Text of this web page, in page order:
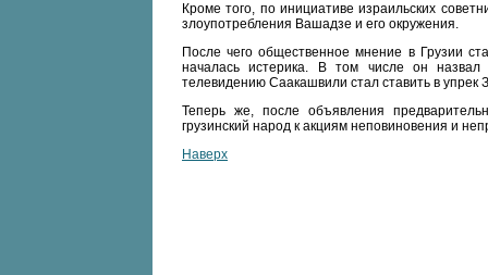
Кроме того, по инициативе израильских
злоупотребления Вашадзе и его окружения.
После чего общественное мнение в Грузии
началась истерика. В том числе он
телевидению Саакашвили стал ставить в упрек
Теперь же, после объявления
грузинский народ к акциям неповиновения и
Наверх